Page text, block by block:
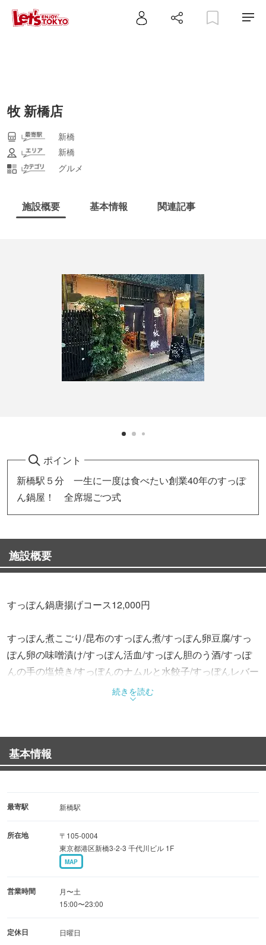
牧 新橋店
新橋
新橋
グルメ
施設概要 基本情報 関連記事
ポイント
新橋駅５分 一生に一度は食べたい創業40年のすっぽ
ん鍋屋！ 全席堀ごつ式
施設概要
すっぽん鍋唐揚げコース12,000円
すっぽん煮こごり/昆布のすっぽん煮/すっぽん卵豆腐/すっ
ぽん卵の味噌漬け/すっぽん活血/すっぽん胆のう酒/すっぽ
んの手の塩焼き/すっぽんのナムルと水餃子/すっぽんレバー
刺身/すっぽん鍋/すっぽん雑炊/香の物/アイスクリーム
っぽんの部位が味わい尽くせる一推しのコースです。
御商談ご宴会デートなどにご利用ください
続きを読む
基本情報
最寄駅 新橋駅
所在地
〒105-0004
東京都港区新橋3-2-3 千代川ビル 1F
MAP
営業時間
月〜土
15:00〜23:00
定休日 日曜日